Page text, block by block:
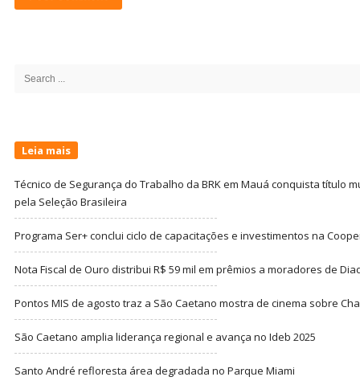
Search
Leia mais
Técnico de Segurança do Trabalho da BRK em Mauá conquista título
pela Seleção Brasileira
Programa Ser+ conclui ciclo de capacitações e investimentos na
Nota Fiscal de Ouro distribui R$ 59 mil em prêmios a moradores de
Pontos MIS de agosto traz a São Caetano mostra de cinema sobre
São Caetano amplia liderança regional e avança no Ideb 2025
Santo André refloresta área degradada no Parque Miami